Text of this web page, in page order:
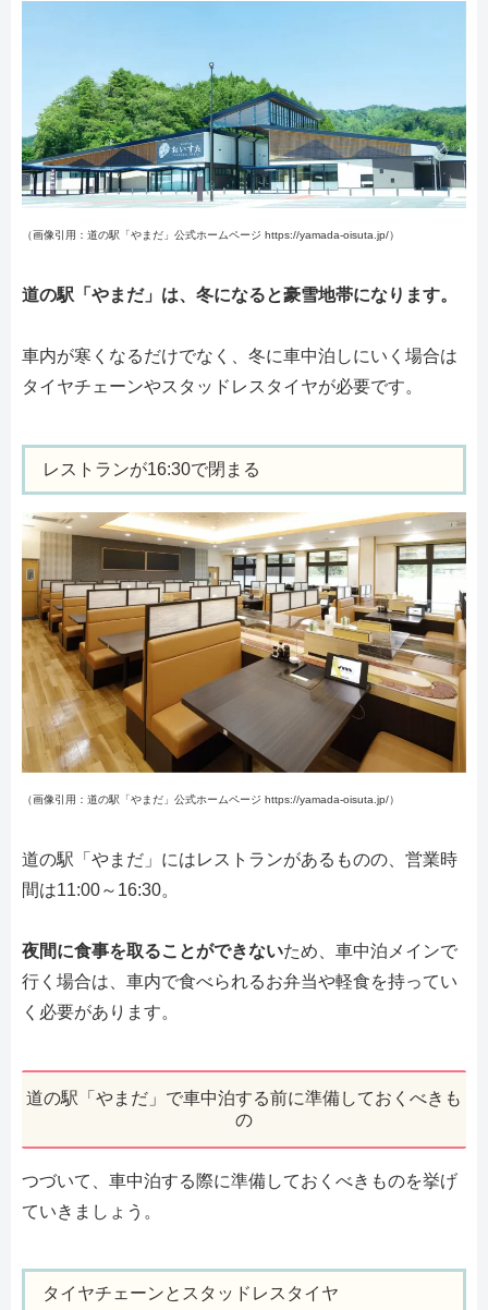
（画像引用：道の駅「やまだ」公式ホームページ https://yamada-oisuta.jp/）
道の駅「やまだ」は、冬になると豪雪地帯になります。
車内が寒くなるだけでなく、冬に車中泊しにいく場合は
タイヤチェーンやスタッドレスタイヤが必要です。
レストランが16:30で閉まる
（画像引用：道の駅「やまだ」公式ホームページ https://yamada-oisuta.jp/）
道の駅「やまだ」にはレストランがあるものの、営業時
間は11:00～16:30。
夜間に食事を取ることができないため、車中泊メインで
行く場合は、車内で食べられるお弁当や軽食を持ってい
く必要があります。
道の駅「やまだ」で車中泊する前に準備しておくべきも
の
つづいて、車中泊する際に準備しておくべきものを挙げ
ていきましょう。
タイヤチェーンとスタッドレスタイヤ